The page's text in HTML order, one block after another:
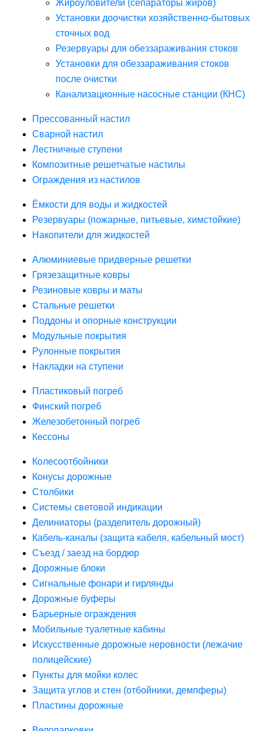
Жироуловители (сепараторы жиров)
Установки доочистки хозяйственно-бытовых
сточных вод
Резервуары для обеззараживания стоков
Установки для обеззараживания стоков
после очистки
Канализационные насосные станции (КНС)
Прессованный настил
Сварной настил
Лестничные ступени
Композитные решетчатые настилы
Ограждения из настилов
Ёмкости для воды и жидкостей
Резервуары (пожарные, питьевые, химстойкие)
Накопители для жидкостей
Алюминиевые придверные решетки
Грязезащитные ковры
Резиновые ковры и маты
Стальные решетки
Поддоны и опорные конструкции
Модульные покрытия
Рулонные покрытия
Накладки на ступени
Пластиковый погреб
Финский погреб
Железобетонный погреб
Кессоны
Колесоотбойники
Конусы дорожные
Столбики
Системы световой индикации
Делиниаторы (разделитель дорожный)
Кабель-каналы (защита кабеля, кабельный мост)
Съезд / заезд на бордюр
Дорожные блоки
Сигнальные фонари и гирлянды
Дорожные буферы
Барьерные ограждения
Мобильные туалетные кабины
Искусственные дорожные неровности (лежачие
полицейские)
Пункты для мойки колес
Защита углов и стен (отбойники, демпферы)
Пластины дорожные